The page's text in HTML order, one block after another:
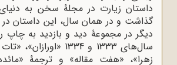
داستان زیارت در مجلۀ سخن به
گذاشت و در همان سال، این داستان در
دیگر در مجموعۀ دید و بازدید به چاپ
سال‌های 1333 و 1334
زهرا»، «هفت مقاله» و ترجمۀ